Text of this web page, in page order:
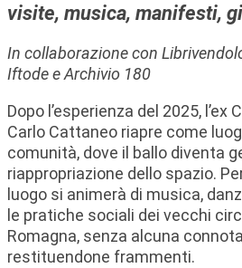
visite, musica, manifesti,
In collaborazione con
Iftode e Archivio 180
Dopo l’esperienza del 2025, l’ex
Carlo Cattaneo riapre come
comunità, dove il ballo diventa
riappropriazione dello spazio.
luogo si animerà di musica,
le pratiche sociali dei vecchi
Romagna, senza alcuna
restituendone frammenti.